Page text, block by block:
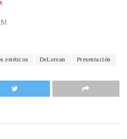
estéticos DeLorean Presentación